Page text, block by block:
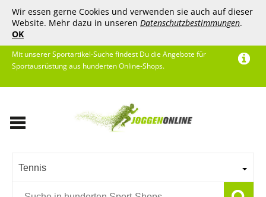
Wir essen gerne Cookies und verwenden sie auch auf dieser
Website. Mehr dazu in unseren Datenschutzbestimmungen.
OK
Mit unserer Sportartikel-Suche findest Du die Angebote für
Sportausrüstung aus hunderten Online-Shops.
Tennis